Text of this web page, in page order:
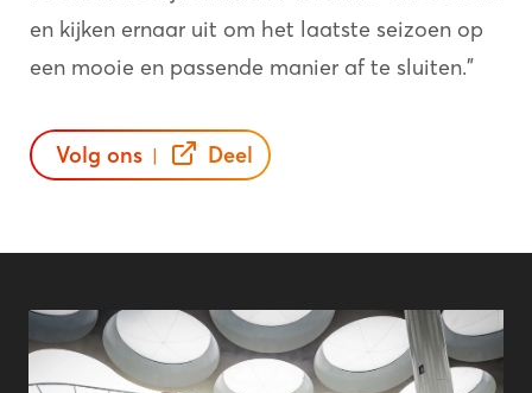
en kijken ernaar uit om het laatste seizoen op
een mooie en passende manier af te sluiten.”
Volg ons | Deel